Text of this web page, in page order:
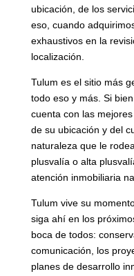
ubicación, de los
eso, cuando
exhaustivos en la
localización.
Tulum es el sitio más
todo eso y más. Si
cuenta con las
de su ubicación y del
naturaleza que le
plusvalía o alta
atención inmobiliaria
Tulum vive su
siga ahí en los
boca de todos:
comunicación, los
planes de desarrollo